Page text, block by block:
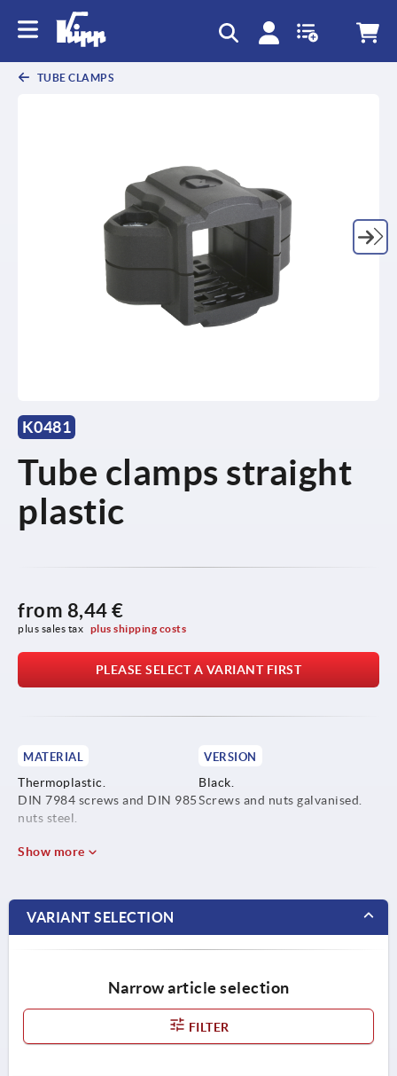
TUBE CLAMPS
K0481
Tube clamps straight
plastic
from 8,44 €
plus sales tax plus shipping costs
PLEASE SELECT A VARIANT FIRST
MATERIAL
Thermoplastic.
DIN 7984 screws and DIN 985
nuts steel.
VERSION
Black.
Screws and nuts galvanised.
Show more
VARIANT SELECTION
Narrow article selection
FILTER